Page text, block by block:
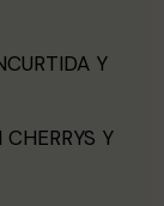
Y
Y